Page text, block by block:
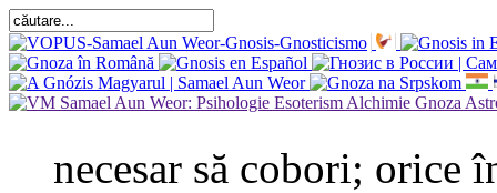
necesar să cobori; orice